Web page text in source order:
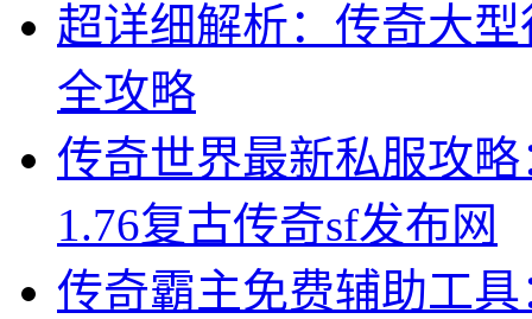
超详细解析：传奇大
全攻略
传奇世界最新私服攻
1.76复古传奇sf发布网
传奇霸主免费辅助工